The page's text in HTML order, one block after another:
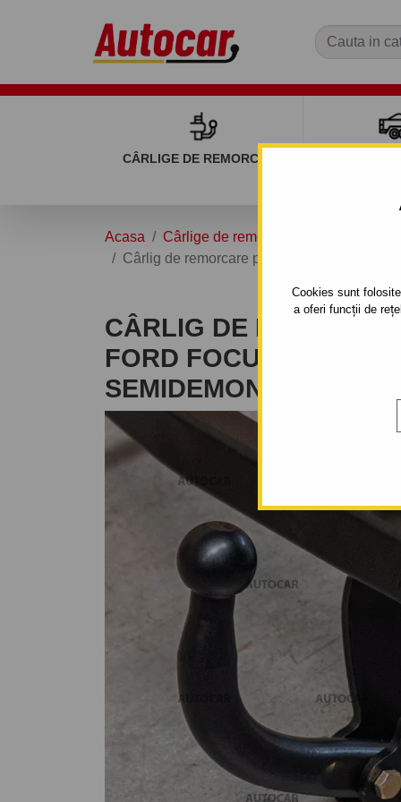
Cookies sunt
a oferi funcții de
CÂRLIGE DE REMORCARE
Acasa Cârlige de remorcare
Cârlig de remorcare pentru FORD FOCUS
CÂRLIG DE
FORD FOCUS - 3/5UŞI.
SEMIDEMONTABIL -CU